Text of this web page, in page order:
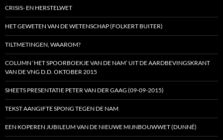
CRISIS- EN HERSTELWET
HET GEWETEN VAN DE WETENSCHAP (FOLKERT BUITER)
TILTMETINGEN, WAAROM?
COLUMN ‘HET SPOORBOEKJE VAN DE NAM’ UIT DE AARDBEVINGSKRANT
VAN DE VNG D.D. OKTOBER 2015
SHEETS PRESENTATIE PETER VAN DER GAAG (09-09-2015)
TEKST AANGIFTE SPONG TEGEN DE NAM
EEN KOPEREN JUBILEUM VAN DE NIEUWE MIJNBOUWWET (DUNNÉ)